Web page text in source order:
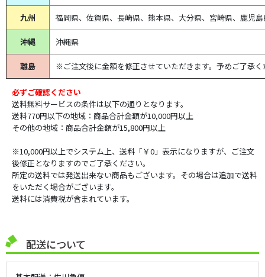
九州 福岡県、佐賀県、長崎県、熊本県、大分県、宮崎県、鹿児
沖縄 沖縄県
離島 ※ご注文後に金額を修正させていただきます。予めご了承く
必ずご確認ください
送料無料サービスの条件は以下の通りとなります。
送料770円以下の地域：商品合計金額が10,000円以上
その他の地域：商品合計金額が15,800円以上
※10,000円以上でシステム上、送料「￥0」表示になりますが、ご注文
後修正となりますのでご了承ください。
所定の送料では発送出来ない商品もございます。その場合は追加で送料
をいただく場合がございます。
送料には消費税が含まれています。
配送について